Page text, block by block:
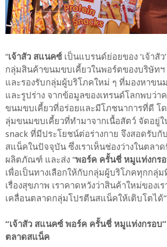
“เจ้าสัว สแนคซ์เป็นแบรนด์ย่อยของ ‘เจ้าสัว
กลุ่มสินค้าขนมขบเคี้ยวในพอร์ตของบริษัทฯ
และรองรับกลุ่มผู้บริโภคใหม่ ๆ ที่มองหาข
และรูปร่าง จากข้อมูลของเทรนด์โลกพบว่า
ขนมขบเคี้ยวที่อร่อยและมีโภชนาการที่ดี โด
ลุ่มขนมขบเคี้ยวที่ทำมาจากเนื้อสัตว์ จัดอยู่
snack ที่มีประโยชน์ต่อร่างกาย จึงสอดรับกั
สแน็คในปัจจุบัน ซึ่งเราเห็นช่องว่างในตล
ผลิตภัณฑ์ และส่ง “พอร์ค ครั้นชี่ หมูแท่งกร
เพื่อเป็นทางเลือกให้กับกลุ่มผู้บริโภคทุกกลุ่
เรื่องสุขภาพ เราคาดหวังว่าสินค้าใหม่ของเ
เคลื่อนตลาดกลุ่มโปรตีนสแน็คให้เติบโตได้”
“เจ้าสัว สแนคซ์ พอร์ค ครั้นชี่ หมูแท่งกรอบ
ตลาดสแน็ค